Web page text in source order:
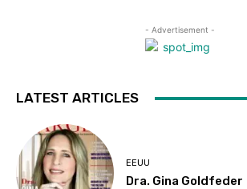
- Advertisement -
LATEST ARTICLES
EEUU
Dra. Gina Goldfeder